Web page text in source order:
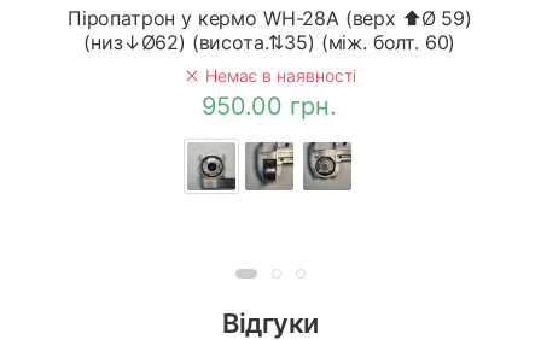
Піропатрон у кермо WH-28A (верх ⬆Ø 59)
(низ↓Ø62) (висота.⇅35) (між. болт. 60)
Немає в наявності
950.00 грн.
Відгуки